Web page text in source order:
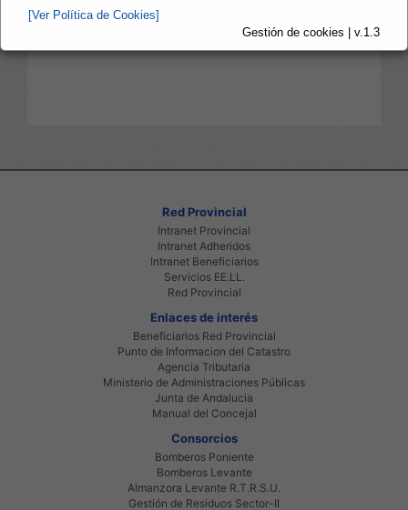
[Ver Política de Cookies]
Gestión de cookies | v.1.3
Red Provincial
Intranet Provincial
Intranet Adheridos
Intranet Beneficiarios
Servicios EE.LL.
Red Provincial
Enlaces de interés
Beneficiarios Red Provincial
Punto de Informacion del Catastro
Agencia Tributaria
Ministerio de Administraciones Públicas
Junta de Andalucia
Manual del Concejal
Consorcios
Bomberos Poniente
Bomberos Levante
Almanzora Levante R.T.R.S.U.
Gestión de Residuos Sector-II